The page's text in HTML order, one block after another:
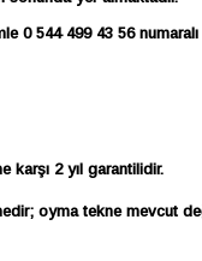
0 544 499 43 56
karşı 2 yıl garantilidir.
oyma tekne mevcut